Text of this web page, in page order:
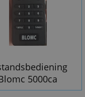
5000ca